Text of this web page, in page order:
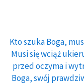
Kto szuka Boga,
Musi się wciąż
przed oczyma i
Boga, swój